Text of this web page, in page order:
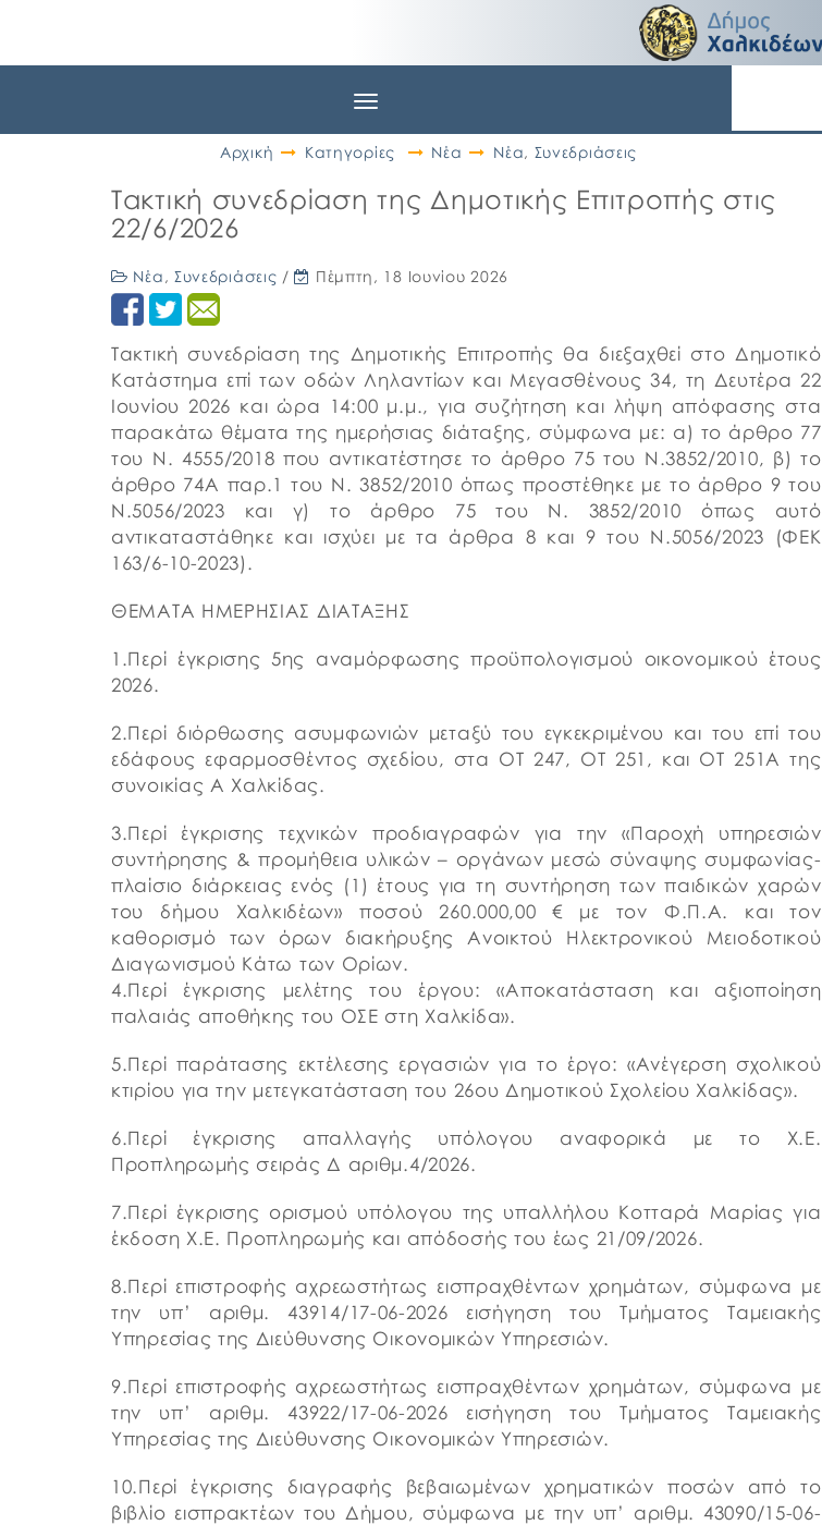
Toggle
Αρχική
Κατηγορίες Νέα Νέα, Συνεδριάσεις
Τακτική συνεδρίαση της Δημοτικής Επιτροπής στις
22/6/2026
Νέα , Συνεδριάσεις / Πέμπτη, 18 Ιουνίου 2026
Τακτική συνεδρίαση της Δημοτικής Επιτροπής θα διεξαχθεί στο Δημοτικό
Κατάστημα επί των οδών Ληλαντίων και Μεγασθένους 34, τη Δευτέρα 22
Ιουνίου 2026 και ώρα 14:00 μ.μ., για συζήτηση και λήψη απόφασης στα
παρακάτω θέματα της ημερήσιας διάταξης, σύμφωνα με: α) το άρθρο 77
του Ν. 4555/2018 που αντικατέστησε το άρθρο 75 του Ν.3852/2010, β) το
άρθρο 74Α παρ.1 του Ν. 3852/2010 όπως προστέθηκε με το άρθρο 9 του
Ν.5056/2023 και γ) το άρθρο 75 του Ν. 3852/2010 όπως αυτό
αντικαταστάθηκε και ισχύει με τα άρθρα 8 και 9 του Ν.5056/2023 (ΦΕΚ
163/6-10-2023).
ΘΕΜΑΤΑ ΗΜΕΡΗΣΙΑΣ ΔΙΑΤΑΞΗΣ
1.Περί έγκρισης 5ης αναμόρφωσης προϋπολογισμού οικονομικού έτους
2026.
2.Περί διόρθωσης ασυμφωνιών μεταξύ του εγκεκριμένου και του επί του
εδάφους εφαρμοσθέντος σχεδίου, στα ΟΤ 247, ΟΤ 251, και ΟΤ 251Α της
συνοικίας Α Χαλκίδας.
3.Περί έγκρισης τεχνικών προδιαγραφών για την «Παροχή υπηρεσιών
συντήρησης & προμήθεια υλικών – οργάνων μεσώ σύναψης συμφωνίας-
πλαίσιο διάρκειας ενός (1) έτους για τη συντήρηση των παιδικών χαρών
του δήμου Χαλκιδέων» ποσού 260.000,00 € με τον Φ.Π.Α. και τον
καθορισμό των όρων διακήρυξης Ανοικτού Ηλεκτρονικού Μειοδοτικού
Διαγωνισμού Κάτω των Ορίων.
4.Περί έγκρισης μελέτης του έργου: «Αποκατάσταση και αξιοποίηση
παλαιάς αποθήκης του ΟΣΕ στη Χαλκίδα».
5.Περί παράτασης εκτέλεσης εργασιών για το έργο: «Ανέγερση σχολικού
κτιρίου για την μετεγκατάσταση του 26ου Δημοτικού Σχολείου Χαλκίδας».
6.Περί έγκρισης απαλλαγής υπόλογου αναφορικά με το Χ.Ε.
Προπληρωμής σειράς Δ αριθμ.4/2026.
7.Περί έγκρισης ορισμού υπόλογου της υπαλλήλου Κοτταρά Μαρίας για
έκδοση Χ.Ε. Προπληρωμής και απόδοσής του έως 21/09/2026.
8.Περί επιστροφής αχρεωστήτως εισπραχθέντων χρημάτων, σύμφωνα με
την υπ’ αριθμ. 43914/17-06-2026 εισήγηση του Τμήματος Ταμειακής
Υπηρεσίας της Διεύθυνσης Οικονομικών Υπηρεσιών.
9.Περί επιστροφής αχρεωστήτως εισπραχθέντων χρημάτων, σύμφωνα με
την υπ’ αριθμ. 43922/17-06-2026 εισήγηση του Τμήματος Ταμειακής
Υπηρεσίας της Διεύθυνσης Οικονομικών Υπηρεσιών.
10.Περί έγκρισης διαγραφής βεβαιωμένων χρηματικών ποσών από το
βιβλίο εισπρακτέων του Δήμου, σύμφωνα με την υπ’ αριθμ. 43090/15-06-